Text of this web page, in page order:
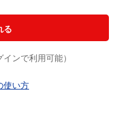
る
ンで利用可能）
使い方